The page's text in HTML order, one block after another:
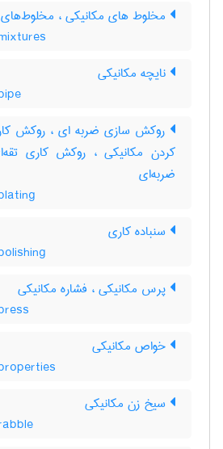
مخلوط های مکانیکی ،
نایچه مکانیکی
روکش سازی ضربه ای ، روکش
کردن مکانیکی ، روکش کاری
ضربه‌ای
سنباده کاری
پرس مکانیکی ، فشاره مکانیکی
خواص مکانیکی
سیخ زن مکانیکی